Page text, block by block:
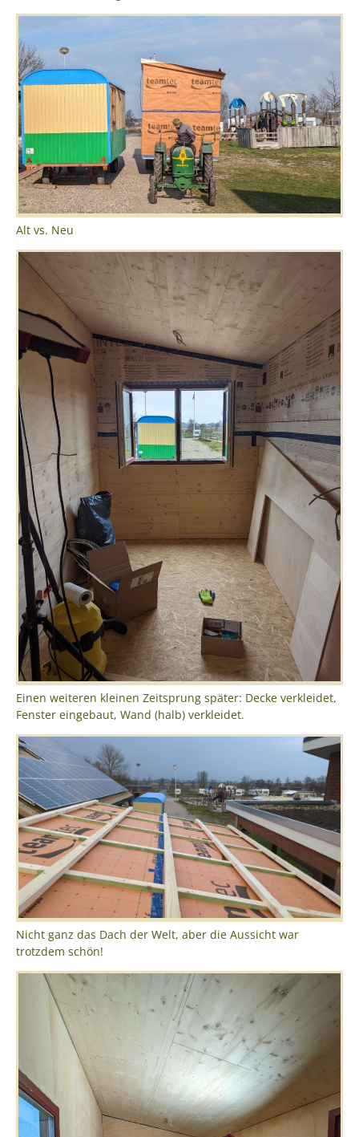
Alt vs. Neu
Einen weiteren kleinen Zeitsprung später: Decke verkleidet,
Fenster eingebaut, Wand (halb) verkleidet.
Nicht ganz das Dach der Welt, aber die Aussicht war
trotzdem schön!